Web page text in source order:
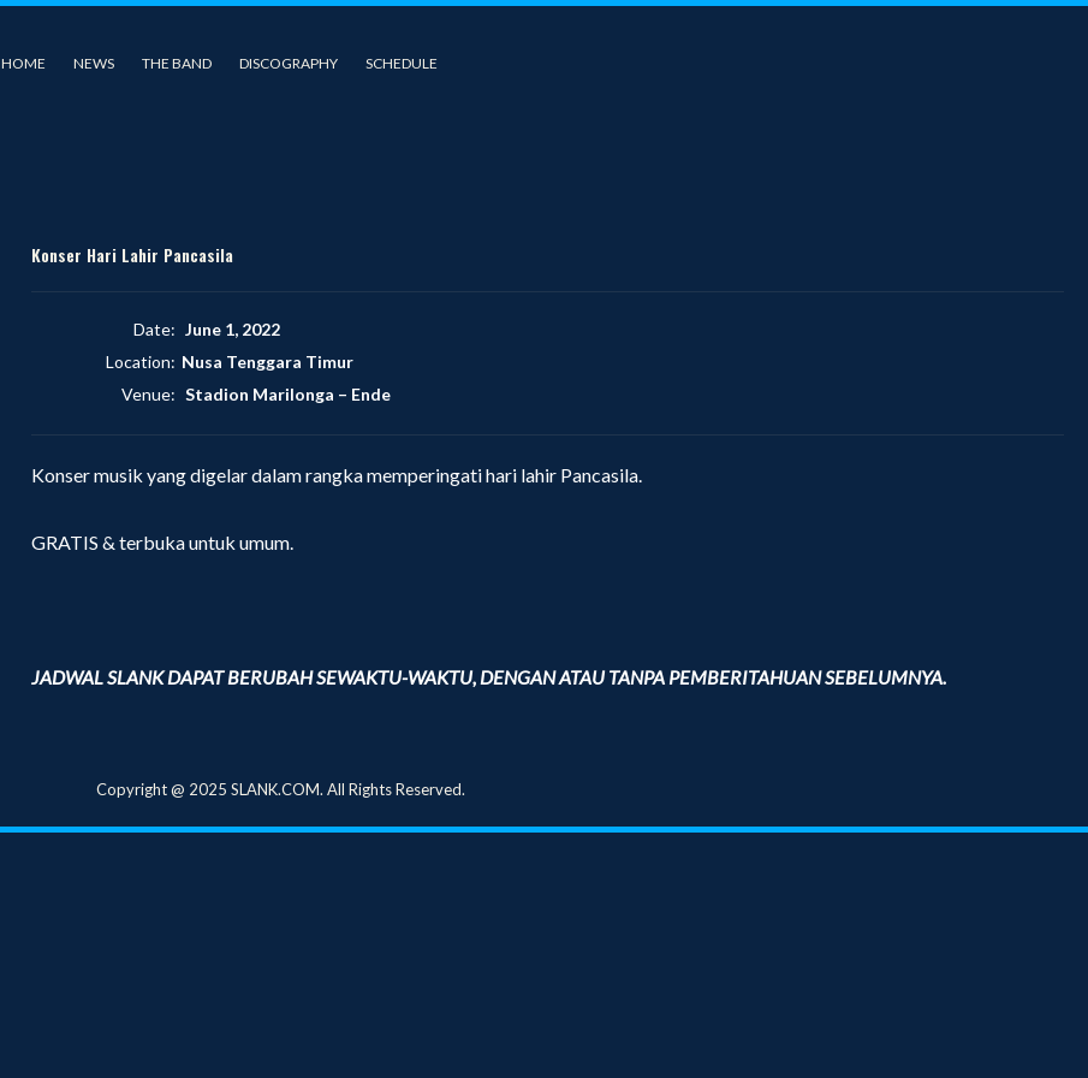
HOME NEWS THE BAND DISCOGRAPHY SCHEDULE
Konser Hari Lahir Pancasila
Date: June 1, 2022
Location: Nusa Tenggara Timur
Venue: Stadion Marilonga – Ende
Konser musik yang digelar dalam rangka memperingati hari lahir Pancasila.
GRATIS & terbuka untuk umum.
JADWAL SLANK DAPAT BERUBAH SEWAKTU-WAKTU, DENGAN ATAU TANPA PEMBERITAHUAN SEBELUMNYA.
Copyright @ 2025 SLANK.COM. All Rights Reserved.